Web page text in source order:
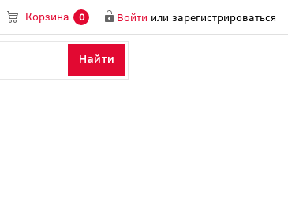
Корзина 0 Войти или зарегистрироваться
Найти